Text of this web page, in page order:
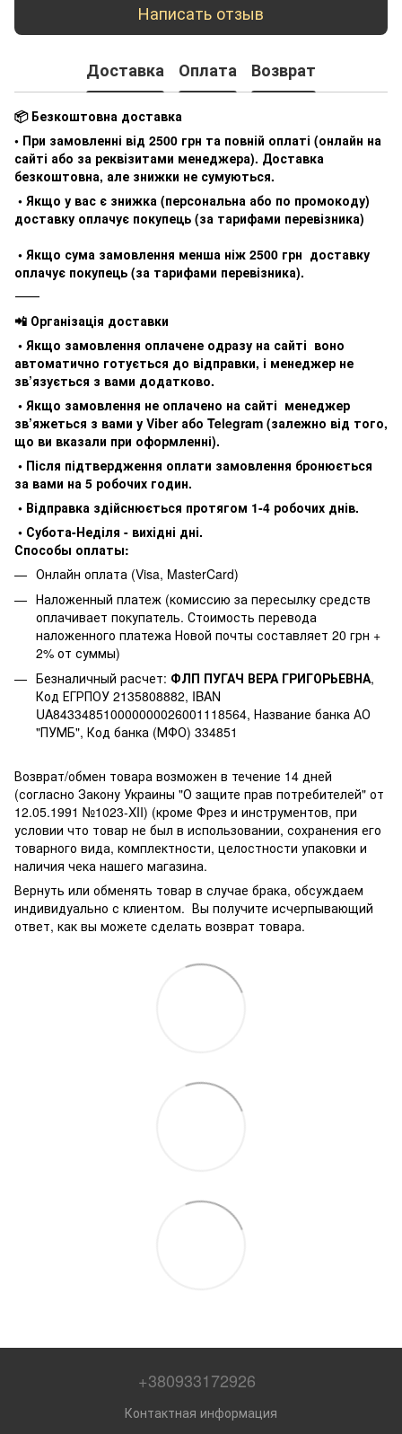
Написать отзыв
Доставка Оплата Возврат
📦 Безкоштовна доставка
• При замовленні від 2500 грн та повній оплаті (онлайн на
сайті або за реквізитами менеджера). Доставка
безкоштовна, але знижки не сумуються.
• Якщо у вас є знижка (персональна або по промокоду)
доставку оплачує покупець (за тарифами перевізника)
• Якщо сума замовлення менша ніж 2500 грн доставку
оплачує покупець (за тарифами перевізника).
⸻
📲 Організація доставки
• Якщо замовлення оплачене одразу на сайті воно
автоматично готується до відправки, і менеджер не
зв’язується з вами додатково.
• Якщо замовлення не оплачено на сайті менеджер
зв’яжеться з вами у Viber або Telegram (залежно від того,
що ви вказали при оформленні).
• Після підтвердження оплати замовлення бронюється
за вами на 5 робочих годин.
• Відправка здійснюється протягом 1-4 робочих днів.
• Субота-Неділя - вихідні дні.
Способы оплаты:
Онлайн оплата (Visa, MasterCard)
Наложенный платеж (комиссию за пересылку средств
оплачивает покупатель. Стоимость перевода
наложенного платежа Новой почты составляет 20 грн +
2% от суммы)
Безналичный расчет: ФЛП ПУГАЧ ВЕРА ГРИГОРЬЕВНА,
Код ЕГРПОУ 2135808882, IBAN
UA843348510000000026001118564, Название банка АО
"ПУМБ", Код банка (МФО) 334851
Возврат/обмен товара возможен в течение 14 дней
(согласно Закону Украины "О защите прав потребителей" от
12.05.1991 №1023-XII) (кроме Фрез и инструментов, при
условии что товар не был в использовании, сохранения его
товарного вида, комплектности, целостности упаковки и
наличия чека нашего магазина.
Вернуть или обменять товар в случае брака, обсуждаем
индивидуально с клиентом. Вы получите исчерпывающий
ответ, как вы можете сделать возврат товара.
+380933172926
Контактная информация